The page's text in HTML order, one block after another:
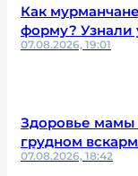
Как
форму? Узнали
07.08.2026, 19:01
Здоровье мамы
грудном
07.08.2026, 18:42